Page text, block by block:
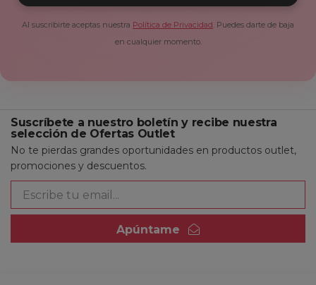
Al suscribirte aceptas nuestra Política de Privacidad. Puedes darte de baja
en cualquier momento.
Suscríbete a nuestro boletín y recibe nuestra
selección de Ofertas Outlet
No te pierdas grandes oportunidades en productos outlet,
promociones y descuentos.
Apúntame